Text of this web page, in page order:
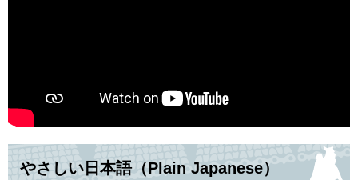
やさしい日本語（Plain Japanese）